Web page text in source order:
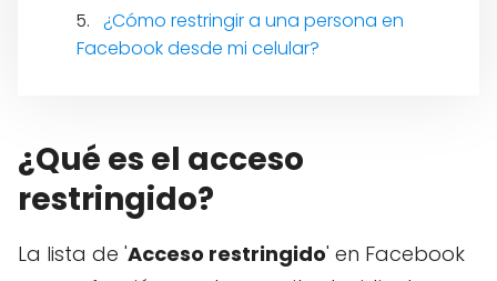
¿Cómo restringir a una persona en
Facebook desde mi celular?
¿Qué es el acceso
restringido?
La lista de 'Acceso restringido' en Facebook